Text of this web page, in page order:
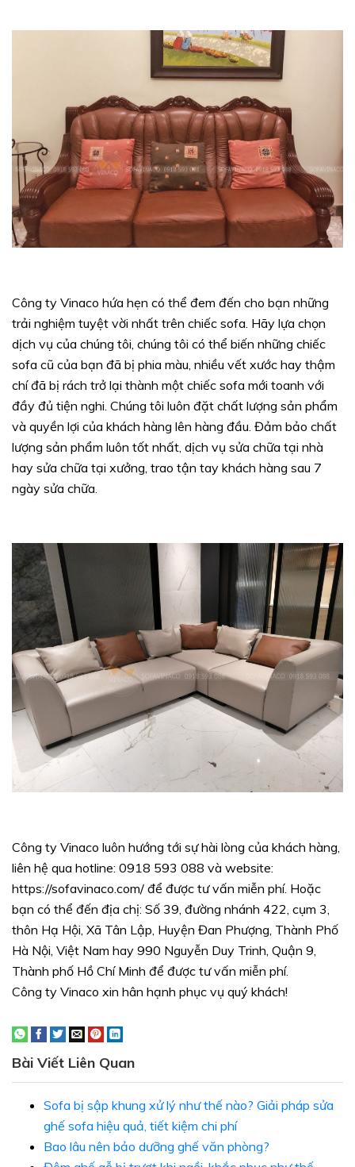
Công ty Vinaco hứa hẹn có thể đem đến cho bạn những
trải nghiệm tuyệt vời nhất trên chiếc sofa. Hãy lựa chọn
dịch vụ của chúng tôi, chúng tôi có thể biến những chiếc
sofa cũ của bạn đã bị phia màu, nhiều vết xước hay thậm
chí đã bị rách trở lại thành một chiếc sofa mới toanh với
đầy đủ tiện nghi. Chúng tôi luôn đặt chất lượng sản phẩm
và quyền lợi của khách hàng lên hàng đầu. Đảm bảo chất
lượng sản phẩm luôn tốt nhất, dịch vụ sửa chữa tại nhà
hay sửa chữa tại xưởng, trao tận tay khách hàng sau 7
ngày sửa chữa.
Công ty Vinaco luôn hướng tới sự hài lòng của khách hàng,
liên hệ qua hotline: 0918 593 088 và website:
https://sofavinaco.com/ để được tư vấn miễn phí. Hoặc
bạn có thể đến địa chị: Số 39, đường nhánh 422, cụm 3,
thôn Hạ Hội, Xã Tân Lập, Huyện Đan Phượng, Thành Phố
Hà Nội, Việt Nam hay 990 Nguyễn Duy Trinh, Quận 9,
Thành phố Hồ Chí Minh để được tư vấn miễn phí.
Công ty Vinaco xin hân hạnh phục vụ quý khách!
Bài Viết Liên Quan
Sofa bị sập khung xử lý như thế nào? Giải pháp sửa
ghế sofa hiệu quả, tiết kiệm chi phí
Bao lâu nên bảo dưỡng ghế văn phòng?